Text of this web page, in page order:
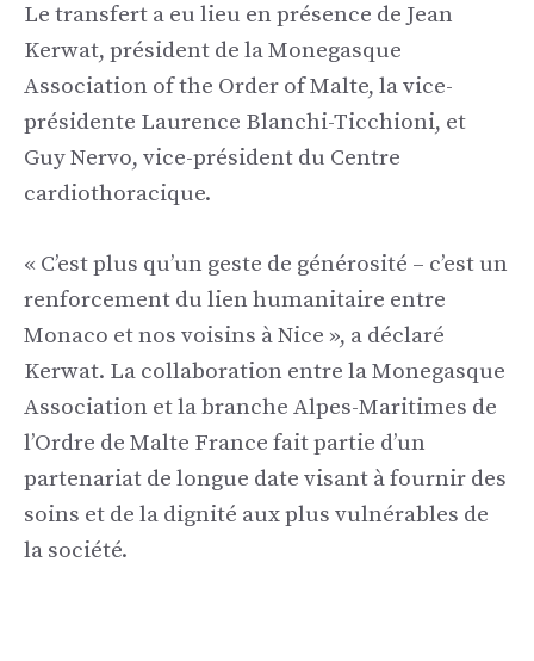
Le transfert a eu lieu en présence de Jean
Kerwat, président de la Monegasque
Association of the Order of Malte, la vice-
présidente Laurence Blanchi-Ticchioni, et
Guy Nervo, vice-président du Centre
cardiothoracique.
« C’est plus qu’un geste de générosité – c’est un
renforcement du lien humanitaire entre
Monaco et nos voisins à Nice », a déclaré
Kerwat. La collaboration entre la Monegasque
Association et la branche Alpes-Maritimes de
l’Ordre de Malte France fait partie d’un
partenariat de longue date visant à fournir des
soins et de la dignité aux plus vulnérables de
la société.